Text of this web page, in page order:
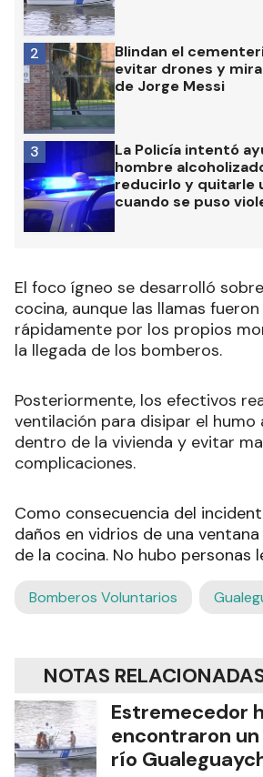
Blindan el
evitar drones y
de Jorge Messi
2
La Policía intentó
hombre
reducirlo y quitarle
cuando se puso
3
El foco ígneo se desarrolló
cocina, aunque las llamas
rápidamente por los propios
la llegada de los bomberos.
Posteriormente, los efectivos
ventilación para disipar el humo
dentro de la vivienda y evitar
complicaciones.
Como consecuencia del
daños en vidrios de una
de la cocina. No hubo personas
Bomberos Voluntarios
NOTAS
Estremecedor
encontraron
río